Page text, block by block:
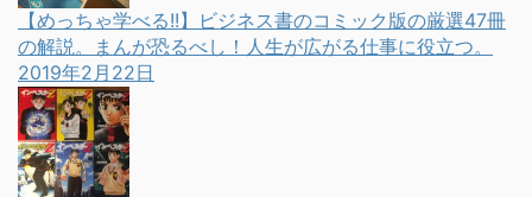
【めっちゃ学べる!!】ビジネス書のコミック版の厳選47冊
の解説。まんが恐るべし！人生が広がる仕事に役立つ。
2019年2月22日